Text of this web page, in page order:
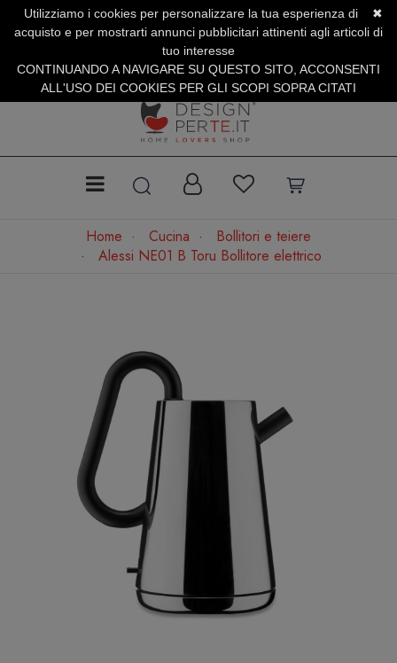
SERVIZIO CLIENTI +39.0773.470.562
SUMMER SALES | Fino al 31 Agosto
Home Cucina
Bollitori e teiere
Alessi NE01 B Toru Bollitore elettrico
✖
Utilizziamo i cookies per personalizzare la tua esperienza di
acquisto e per mostrarti annunci pubblicitari attinenti agli articoli di
tuo interesse
CONTINUANDO A NAVIGARE SU QUESTO SITO, ACCONSENTI
ALL'USO DEI COOKIES PER GLI SCOPI SOPRA CITATI